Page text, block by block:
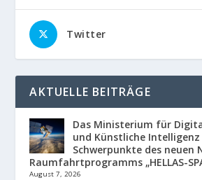
Twitter
AKTUELLE BEITRÄGE
Das Ministerium für
und Künstliche
Schwerpunkte des neuen
Raumfahrtprogramms „HELLAS-
August 7, 2026